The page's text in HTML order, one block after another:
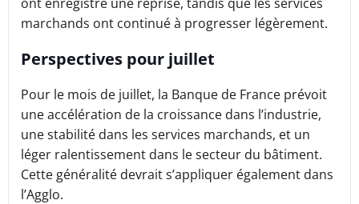
marchands ont continué à progresser légèrement.
Perspectives pour juillet
Pour le mois de juillet, la Banque de France prévoit
une accélération de la croissance dans l’industrie,
une stabilité dans les services marchands, et un
léger ralentissement dans le secteur du bâtiment.
Cette généralité devrait s’appliquer également dans
l’Agglo.